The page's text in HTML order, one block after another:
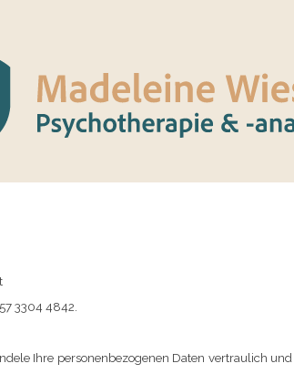
3304 4842.
Ihre personenbezogenen Daten vertraulich